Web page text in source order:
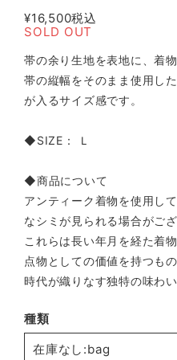
¥16,500税込
SOLD OUT
帯の余り生地を表地に、着
帯の縦幅をそのまま使用し
が入るサイズ感です。
◆SIZE： Ｌ
◆商品について
アンティーク着物を使用し
なシミが見られる場合がござ
これらは長い年月を経た着
点物としての価値を持つもの
時代が織りなす独特の味わ
種類